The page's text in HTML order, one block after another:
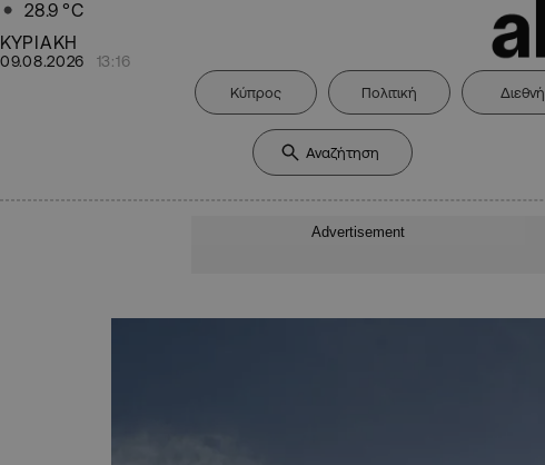
28.9 °C
ΚΥΡΙΑΚΗ
09.08.2026 13:16
Κύπρος Πολιτική Διεθνή
Advertisement